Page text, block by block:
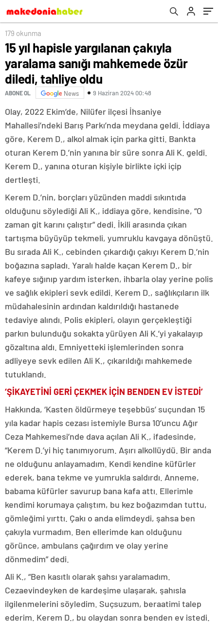
179 okunma
15 yıl hapisle yargılanan çakıyla
yaralama sanığı mahkemede özür
diledi, tahliye oldu
ABONE OL News 9 Haziran 2024 00:48
Olay, 2022 Ekim’de, Nilüfer ilçesi İhsaniye
Mahallesi’ndeki Barış Parkı’nda meydana geldi. İddiaya
göre, Kerem D., alkol almak için parka gitti. Bankta
oturan Kerem D.’nin yanına bir süre sonra Ali K. geldi.
Kerem D., yanına oturan kişiyle birlikte içki içip
dertleşti.
Kerem D.’nin, borçları yüzünden maddi sıkıntıda
olduğunu söylediği Ali K., iddiaya göre, kendisine, “O
zaman git karını çalıştır” dedi. İkili arasında çıkan
tartışma büyüyüp tekmeli, yumruklu kavgaya dönüştü.
Bu sırada Ali K., cebinden çıkardığı çakıyı Kerem D.’nin
boğazına sapladı. Yaralı halde kaçan Kerem D., bir
kafeye sığınıp yardım isterken, ihbarla olay yerine polis
ve sağlık ekipleri sevk edildi. Kerem D., sağlıkçıların ilk
müdahalesinin ardından kaldırıldığı hastanede
tedaviye alındı. Polis ekipleri, olayın gerçekleştiği
parkın bulunduğu sokakta yürüyen Ali K.’yi yakalayıp
gözaltına aldı. Emniyetteki işlemlerinden sonra
adliyeye sevk edilen Ali K., çıkarıldığı mahkemede
tutuklandı.
‘ŞİKAYETİNİ GERİ ÇEKMEK İÇİN BENDEN EV İSTEDİ’
Hakkında, ‘Kasten öldürmeye teşebbüs’ suçundan 15
yıla kadar hapis cezası istemiyle Bursa 10’uncu Ağır
Ceza Mahkemesi’nde dava açılan Ali K., ifadesinde,
“Kerem D.’yi hiç tanımıyorum. Aşırı alkollüydü. Bir anda
ne olduğunu anlayamadım. Kendi kendine küfürler
ederek, bana tekme ve yumrukla saldırdı. Anneme,
babama küfürler savurup bana kafa attı. Ellerimle
kendimi korumaya çalıştım, bu kez boğazımdan tuttu,
gömleğimi yırttı. Çakı o anda elimdeydi, şahsa ben
çakıyla vurmadım. Ben ellerimde kan olduğunu
görünce, ambulans çağırdım ve olay yerine
dönmedim” dedi.
Ali K., “Ben kasıtlı olarak şahsı yaralamadım.
Cezaevindeyken de kardeşime ulaşarak, şahısla
ilgilenmelerini söyledim. Suçsuzum, beraatimi talep
ederim. Kerem D., bu olaydan sonra benden ev istedi.